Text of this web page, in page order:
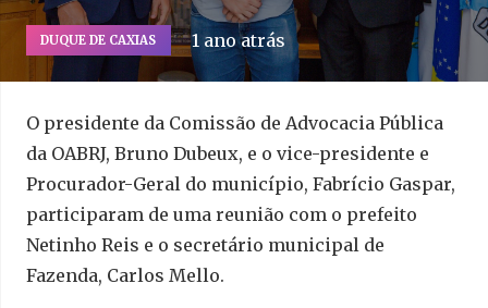
DUQUE DE CAXIAS 1 ano atrás
O presidente da Comissão de Advocacia Pública
da OABRJ, Bruno Dubeux, e o vice-presidente e
Procurador-Geral do município, Fabrício Gaspar,
participaram de uma reunião com o prefeito
Netinho Reis e o secretário municipal de
Fazenda, Carlos Mello.